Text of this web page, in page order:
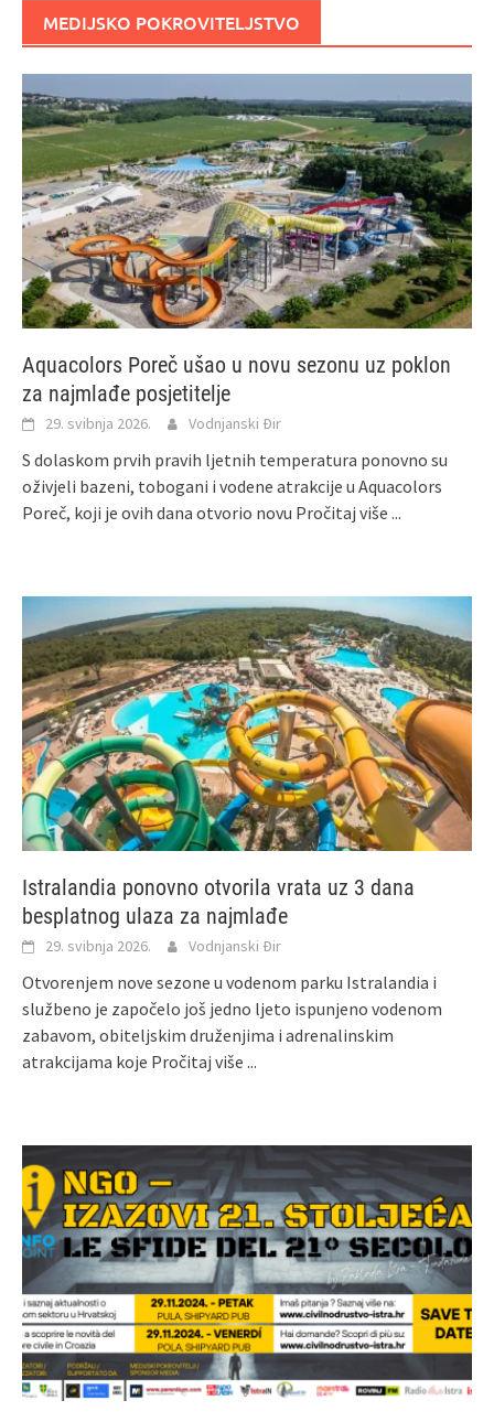
MEDIJSKO POKROVITELJSTVO
Aquacolors Poreč ušao u novu sezonu uz poklon
za najmlađe posjetitelje
29. svibnja 2026. Vodnjanski Đir
S dolaskom prvih pravih ljetnih temperatura ponovno su
oživjeli bazeni, tobogani i vodene atrakcije u Aquacolors
Poreč, koji je ovih dana otvorio novu Pročitaj više ...
Istralandia ponovno otvorila vrata uz 3 dana
besplatnog ulaza za najmlađe
29. svibnja 2026. Vodnjanski Đir
Otvorenjem nove sezone u vodenom parku Istralandia i
službeno je započelo još jedno ljeto ispunjeno vodenom
zabavom, obiteljskim druženjima i adrenalinskim
atrakcijama koje Pročitaj više ...